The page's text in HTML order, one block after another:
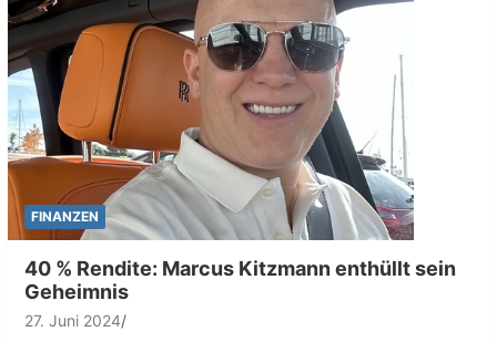
FINANZEN
40 % Rendite: Marcus Kitzmann enthüllt sein
Geheimnis
27. Juni 2024